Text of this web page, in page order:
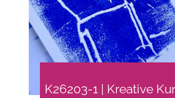
K26203-1 | Kreative